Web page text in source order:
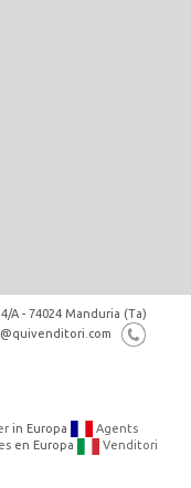
A - 74024 Manduria (Ta)
in Europa
Agents
en Europa
Venditori